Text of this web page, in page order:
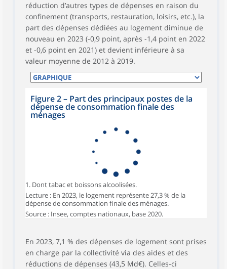
réduction d’autres types de dépenses en raison du
confinement (transports, restauration, loisirs, etc.), la
part des dépenses dédiées au logement diminue de
nouveau en 2023 (-0,9 point, après -1,4 point en 2022
et -0,6 point en 2021) et devient inférieure à sa
valeur moyenne de 2012 à 2019.
Figure 2 – Part des principaux postes de la
dépense de consommation finale des
ménages
1. Dont tabac et boissons alcoolisées.
Lecture : En 2023, le logement représente 27,3 % de la
dépense de consommation finale des ménages.
Source : Insee, comptes nationaux, base 2020.
En 2023, 7,1 % des dépenses de logement sont prises
en charge par la collectivité via des aides et des
réductions de dépenses (43,5 Md€). Celles-ci